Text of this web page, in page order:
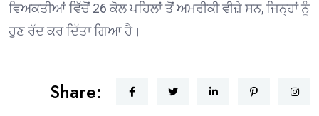
ਵਿਅਕਤੀਆਂ ਵਿੱਚੋਂ 26 ਕੋਲ ਪਹਿਲਾਂ ਤੋਂ ਅਮਰੀਕੀ ਵੀਜ਼ੇ ਸਨ, ਜਿਨ੍ਹਾਂ ਨੂੰ
ਹੁਣ ਰੱਦ ਕਰ ਦਿੱਤਾ ਗਿਆ ਹੈ।
Share: